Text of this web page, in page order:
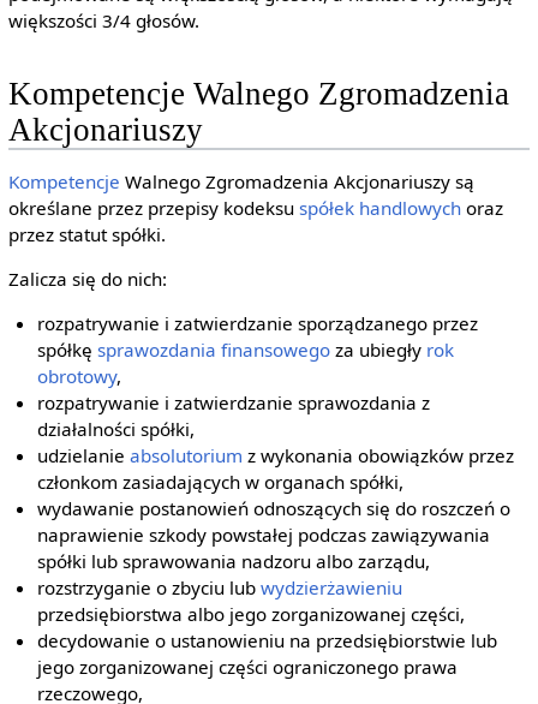
większości 3/4 głosów.
Kompetencje Walnego Zgromadzenia
Akcjonariuszy
Kompetencje Walnego Zgromadzenia Akcjonariuszy są
określane przez przepisy kodeksu spółek handlowychoraz
przez statut spółki.
Zalicza się do nich:
rozpatrywanie i zatwierdzanie sporządzanego przez
spółkęsprawozdania finansowego za ubiegły rok
obrotowy,
rozpatrywanie i zatwierdzanie sprawozdania z
działalności spółki,
udzielanieabsolutorium z wykonania obowiązków przez
członkom zasiadających w organach spółki,
wydawanie postanowień odnoszących się do roszczeń o
naprawienie szkody powstałej podczas zawiązywania
spółki lub sprawowania nadzoru albo zarządu,
rozstrzyganie o zbyciu lubwydzierżawieniu
przedsiębiorstwa albo jego zorganizowanej części,
decydowanie o ustanowieniu na przedsiębiorstwie lub
jego zorganizowanej części ograniczonego prawa
rzeczowego,